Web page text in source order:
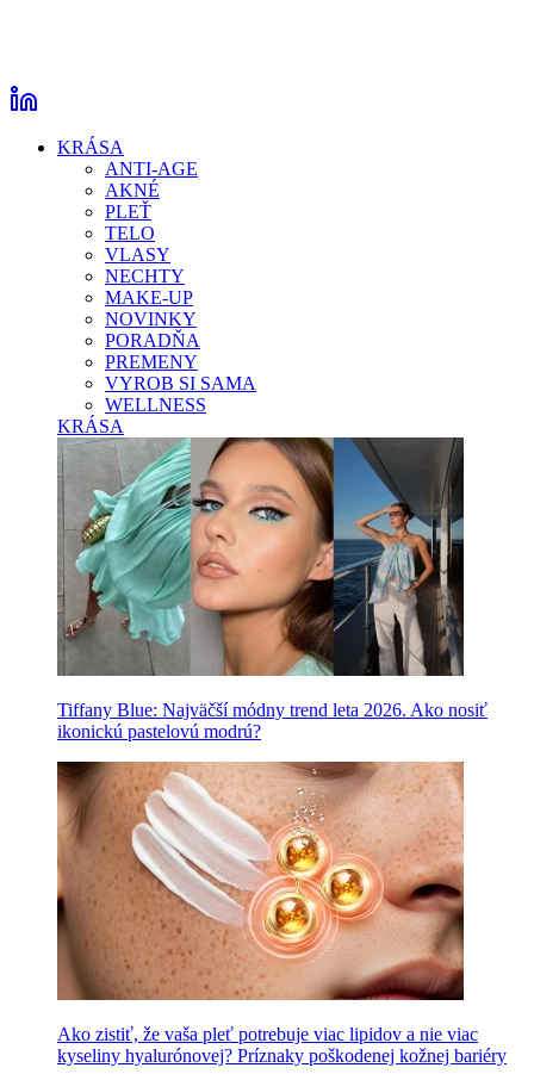
KRÁSA
ANTI-AGE
AKNÉ
PLEŤ
TELO
VLASY
NECHTY
MAKE-UP
NOVINKY
PORADŇA
PREMENY
VYROB SI SAMA
WELLNESS
KRÁSA
Tiffany Blue: Najväčší módny trend leta 2026. Ako nosiť
ikonickú pastelovú modrú?
Ako zistiť, že vaša pleť potrebuje viac lipidov a nie viac
kyseliny hyalurónovej? Príznaky poškodenej kožnej bariéry